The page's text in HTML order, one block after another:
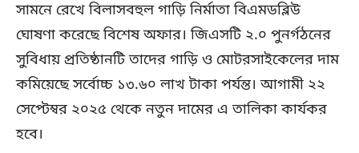
সামনে রেখে বিলাসবহুল গাড়ি নির্মাতা বিএমডব্লিউ
ঘোষণা করেছে বিশেষ অফার। জিএসটি ২.০ পুনর্গঠনের
সুবিধায় প্রতিষ্ঠানটি তাদের গাড়ি ও মোটরসাইকেলের দাম
কমিয়েছে সর্বোচ্চ ১৩.৬০ লাখ টাকা পর্যন্ত। আগামী ২২
সেপ্টেম্বর ২০২৫ থেকে নতুন দামের এ তালিকা কার্যকর
হবে।